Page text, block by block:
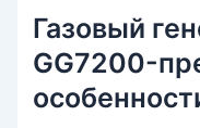
Газовый
GG7200-